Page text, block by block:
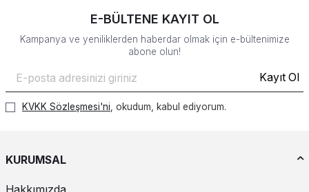
Dikkat Etmelisiniz?
gümüşlük ve TV ünitesi bulunmaktadır. Bu ürünlerin hepsini
günümüz şartlarında oturulan evlere sığdırmak zor olabilir. Evgör
sunduğu için, istediğiniz parçayı alıp, istemediğiniz parçayıklasik
yemek odasıtakımından çıkarabilirsiniz. Uzun süreli kullanım için
alınacak bu takımları seçerken hem kalitesine hem görüntüsüne
üzerinde bulunan kumaşların, leke tutmayan ve kolay temizlenen
E-BÜLTENE KAYIT OL
Kampanya ve yeniliklerden haberdar olmak için e-bültenimize
abone olun!
Kayıt Ol
KVKK Sözleşmesi'ni , okudum, kabul ediyorum.
KURUMSAL